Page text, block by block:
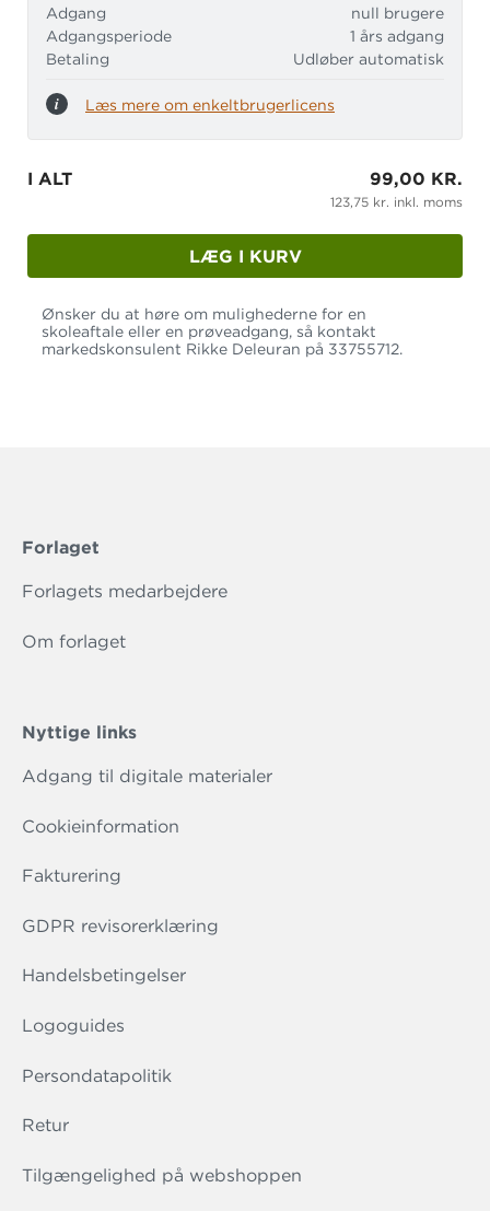
for DU1-kursister på modul 3 og 4 eller kursister
på et tilsvarende niveau.
Adgang
null brugere
Adgangsperiode
1 års adgang
Betaling
Udløber automatisk
Læs mere om enkeltbrugerlicens
I ALT 99,00 KR.
123,75 kr. inkl. moms
LÆG I KURV
Ønsker du at høre om mulighederne for en
skoleaftale eller en prøveadgang, så kontakt
markedskonsulent Rikke Deleuran på 33755712.
Forlaget
Forlagets medarbejdere
Om forlaget
Nyttige links
Adgang til digitale materialer
Cookieinformation
Fakturering
GDPR revisorerklæring
Handelsbetingelser
Logoguides
Persondatapolitik
Retur
Tilgængelighed på webshoppen